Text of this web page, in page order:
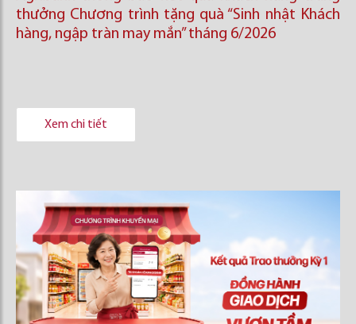
thưởng Chương trình tặng quà “Sinh nhật Khách
hàng, ngập tràn may mắn” tháng 6/2026
Xem chi tiết